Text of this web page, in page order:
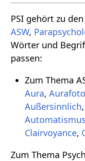
PSI gehört zu
ASW,
Wörter und
passen:
Zum Thema
Aura,
Außersinnlich,
Automatismus
Clairvoyance,
Zum Thema